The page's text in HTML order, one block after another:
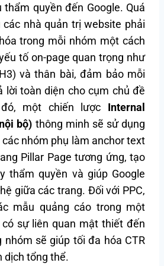
quyền đến Google. Quá
nhà quản trị website phải
trong mỗi nhóm một cách
tố on-page quan trọng như
và thân bài, đảm bảo mỗi
lời toàn diện cho cụm chủ đề
một chiến lược Internal
bộ) thông minh sẽ sử dụng
nhóm phụ làm anchor text
Pillar Page tương ứng, tạo
thẩm quyền và giúp Google
giữa các trang. Đối với PPC,
mẫu quảng cáo trong một
sự liên quan mật thiết đến
sẽ giúp tối đa hóa CTR
dịch tổng thể.